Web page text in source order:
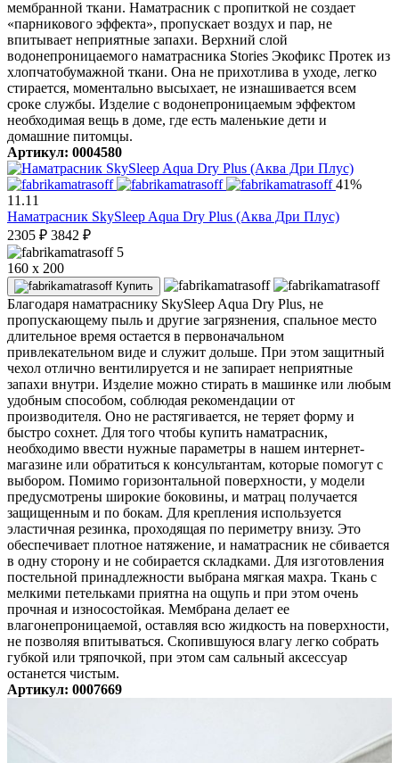
мембранной ткани. Наматрасник с пропиткой не создает
«парникового эффекта», пропускает воздух и пар, не
впитывает неприятные запахи. Верхний слой
водонепроницаемого наматрасника Stories Экофикс Протек из
хлопчатобумажной ткани. Она не прихотлива в уходе, легко
стирается, моментально высыхает, не изнашивается всем
сроке службы. Изделие с водонепроницаемым эффектом
необходимая вещь в доме, где есть маленькие дети и
домашние питомцы.
Артикул: 0004580
41%
11.11
Наматрасник SkySleep Aqua Dry Plus (Аква Дри Плус)
2305 ₽ 3842 ₽
5
160 x 200
Купить
Благодаря наматраснику SkySleep Aqua Dry Plus, не
пропускающему пыль и другие загрязнения, спальное место
длительное время остается в первоначальном
привлекательном виде и служит дольше. При этом защитный
чехол отлично вентилируется и не запирает неприятные
запахи внутри. Изделие можно стирать в машинке или любым
удобным способом, соблюдая рекомендации от
производителя. Оно не растягивается, не теряет форму и
быстро сохнет. Для того чтобы купить наматрасник,
необходимо ввести нужные параметры в нашем интернет-
магазине или обратиться к консультантам, которые помогут с
выбором. Помимо горизонтальной поверхности, у модели
предусмотрены широкие боковины, и матрац получается
защищенным и по бокам. Для крепления используется
эластичная резинка, проходящая по периметру внизу. Это
обеспечивает плотное натяжение, и наматрасник не сбивается
в одну сторону и не собирается складками. Для изготовления
постельной принадлежности выбрана мягкая махра. Ткань с
мелкими петельками приятна на ощупь и при этом очень
прочная и износостойкая. Мембрана делает ее
влагонепроницаемой, оставляя всю жидкость на поверхности,
не позволяя впитываться. Скопившуюся влагу легко собрать
губкой или тряпочкой, при этом сам сальный аксессуар
останется чистым.
Артикул: 0007669